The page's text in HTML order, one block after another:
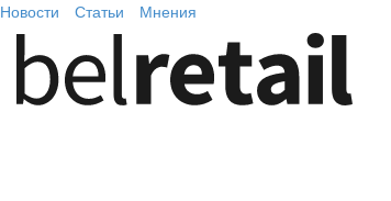
Новости Статьи Мнения